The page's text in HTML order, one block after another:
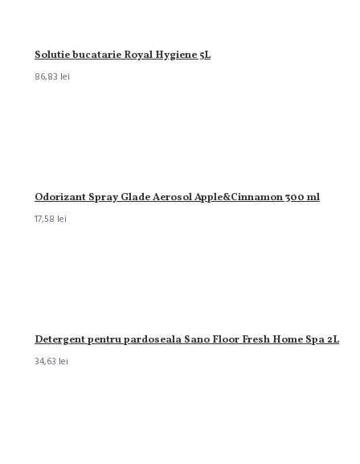
Solutie bucatarie Royal Hygiene 5L
86,83 lei
Odorizant Spray Glade Aerosol Apple&Cinnamon 300 ml
17,58 lei
Detergent pentru pardoseala Sano Floor Fresh Home Spa 2L
34,63 lei